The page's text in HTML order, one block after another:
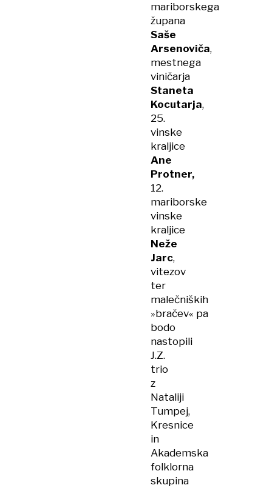
mariborskega
župana
Saše
Arsenoviča,
mestnega
viničarja
Staneta
Kocutarja,
25.
vinske
kraljice
Ane
Protner,
12.
mariborske
vinske
kraljice
Neže
Jarc,
vitezov
ter
malečniških
»bračev« pa
bodo
nastopili
J.Z.
trio
z
Nataliji
Tumpej,
Kresnice
in
Akademska
folklorna
skupina